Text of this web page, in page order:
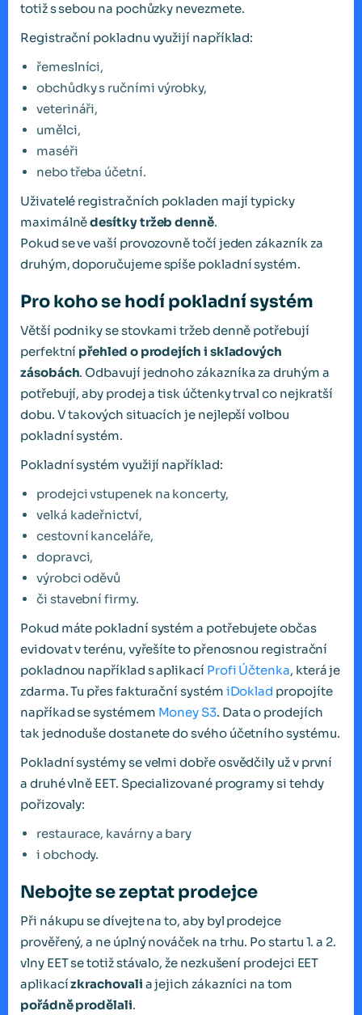
totiž s sebou na pochůzky nevezmete.
Registrační pokladnu využijí například:
řemeslníci,
obchůdky s ručními výrobky,
veterináři,
umělci,
maséři
nebo třeba účetní.
Uživatelé registračních pokladen mají typicky
maximálnědesítky tržeb denně.
Pokud se ve vaší provozovně točí jeden zákazník za
druhým, doporučujeme spíše pokladní systém.
Pro koho se hodí pokladní systém
Větší podniky se stovkami tržeb denně potřebují
perfektní přehled o prodejích i skladových
zásobách. Odbavují jednoho zákazníka za druhým a
potřebují, aby prodej a tisk účtenky trval co nejkratší
dobu. V takových situacích je nejlepší volbou
pokladní systém.
Pokladní systém využijí například:
prodejci vstupenek na koncerty,
velká kadeřnictví,
cestovní kanceláře,
dopravci,
výrobci oděvů
či stavební firmy.
Pokud máte pokladní systém a potřebujete občas
evidovat v terénu, vyřešíte to přenosnou registrační
pokladnou například s aplikací Profi Účtenka, která je
zdarma. Tu přes fakturační systém iDoklad propojíte
napříkad se systémem Money S3. Data o prodejích
tak jednoduše dostanete do svého účetního systému.
Pokladní systémy se velmi dobře osvědčily už v první
a druhé vlně EET. Specializované programy si tehdy
pořizovaly:
restaurace, kavárny a bary
i obchody.
Nebojte se zeptat prodejce
Při nákupu se dívejte na to, aby byl prodejce
prověřený, a ne úplný nováček na trhu. Po startu 1. a 2.
vlny EET se totiž stávalo, že nezkušení prodejci EET
aplikacízkrachovali a jejich zákazníci na tom
pořádně prodělali.